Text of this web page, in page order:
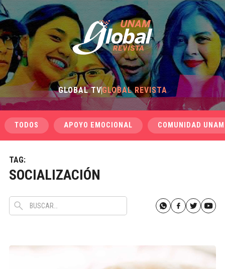
GLOBAL TVGLOBAL REVISTA
TODOS APOYO EMOCIONAL COMUNIDAD UNAM
TAG:
SOCIALIZACIÓN